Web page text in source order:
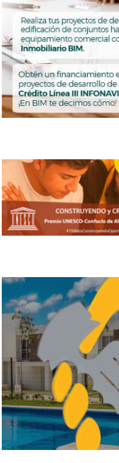
Realizan sesión del Consejo de
Territorial y